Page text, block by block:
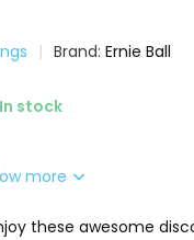
Brand:Ernie Ball
In stock
more
these awesome